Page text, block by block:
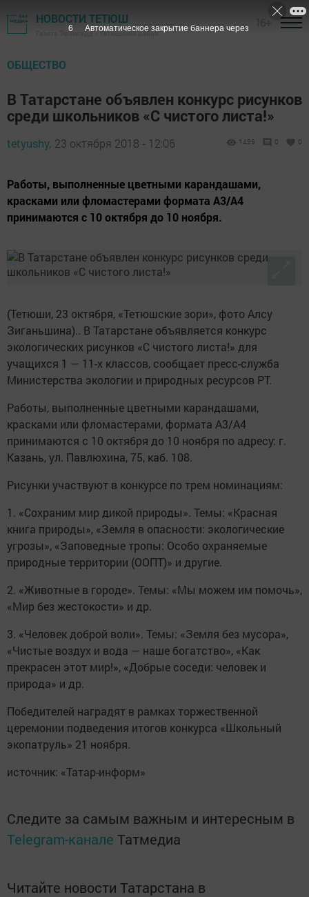
НОВОСТИ ТЕТЮШ
Газета "Авангард" - Тетюшский район
ОБЩЕСТВО
В Татарстане объявлен конкурс рисунков
среди школьников «С чистого листа!»
tetyushy, 23 октября 2018 - 12:06 1456 0 0
Работы, выполненные цветными карандашами,
красками или фломастерами формата А3/А4
принимаются с 10 октября до 10 ноября.
(Тетюши, 23 октября, «Тетюшские зори», фото Алсу
Зиганьшина).. В Татарстане объявляется конкурс
экологических рисунков «С чистого листа!» для
учащихся 1 — 11-х классов, сообщает пресс-служба
Министерства экологии и природных ресурсов РТ.
Работы, выполненные цветными карандашами,
красками или фломастерами, формата А3/А4
принимаются с 10 октября до 10 ноября по адресу: г.
Казань, ул. Павлюхина, 75, каб. 108.
Рисунки участвуют в конкурсе по трем номинациям:
1. «Сохраним мир дикой природы». Темы: «Красная
книга природы», «Земля в опасности: экологические
угрозы», «Заповедные тропы: Особо охраняемые
природные территории (ООПТ)» и другие.
2. «Животные в городе». Темы: «Мы можем им помочь»,
«Мир без жестокости» и др.
3. «Человек доброй воли». Темы: «Земля без мусора»,
«Чистые воздух и вода — наше богатство», «Как
прекрасен этот мир!», «Добрые соседи: человек и
природа» и др.
Победителей наградят в рамках торжественной
церемонии подведения итогов конкурса «Школьный
экопатруль» 21 ноября.
источник: «Татар-информ»
Следите за самым важным и интересным в
Telegram-канале Татмедиа
Читайте новости Татарстана в
5 Автоматическое закрытие баннера через